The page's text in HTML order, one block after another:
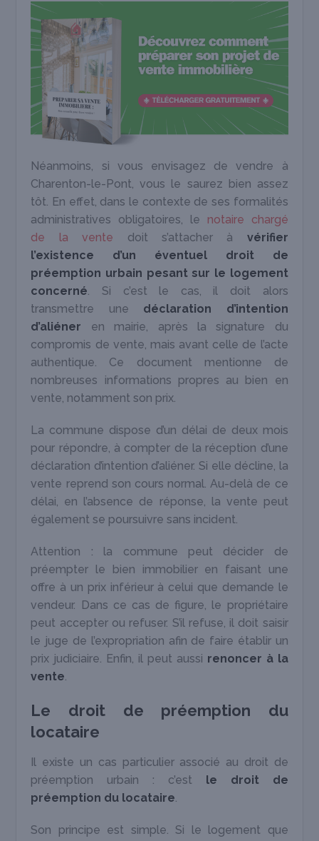
Néanmoins, si vous envisagez de vendre à
Charenton-le-Pont, vous le saurez bien assez
tôt. En effet, dans le contexte de ses formalités
administratives obligatoires, le notaire chargé
de la vente doit s’attacher à vérifier
l’existence d’un éventuel droit de
préemption urbain pesant sur le logement
concerné. Si c’est le cas, il doit alors
transmettre une déclaration d’intention
d’aliéner en mairie, après la signature du
compromis de vente, mais avant celle de l’acte
authentique. Ce document mentionne de
nombreuses informations propres au bien en
vente, notamment son prix.
La commune dispose d’un délai de deux mois
pour répondre, à compter de la réception d’une
déclaration d’intention d’aliéner. Si elle décline, la
vente reprend son cours normal. Au-delà de ce
délai, en l’absence de réponse, la vente peut
également se poursuivre sans incident.
Attention : la commune peut décider de
préempter le bien immobilier en faisant une
offre à un prix inférieur à celui que demande le
vendeur. Dans ce cas de figure, le propriétaire
peut accepter ou refuser. S’il refuse, il doit saisir
le juge de l’expropriation afin de faire établir un
prix judiciaire. Enfin, il peut aussi renoncer à la
vente.
Le droit de préemption du
locataire
Il existe un cas particulier associé au droit de
préemption urbain : c’est le droit de
préemption du locataire.
Son principe est simple. Si le logement que